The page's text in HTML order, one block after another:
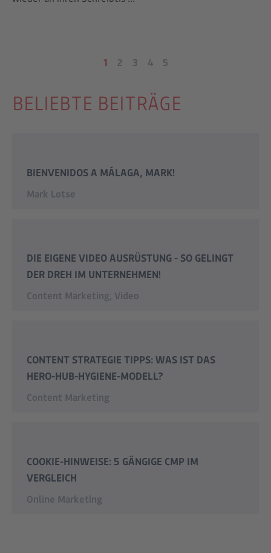
1 2 3 4 5
BELIEBTE BEITRÄGE
BIENVENIDOS A MÁLAGA, MARK!
Mark Lotse
DIE EIGENE VIDEO AUSRÜSTUNG - SO GELINGT
DER DREH IM UNTERNEHMEN!
Content Marketing, Video
CONTENT STRATEGIE TIPPS: WAS IST DAS
HERO-HUB-HYGIENE-MODELL?
Content Marketing
COOKIE-HINWEISE: 5 GÄNGIGE CMP IM
VERGLEICH
Online Marketing